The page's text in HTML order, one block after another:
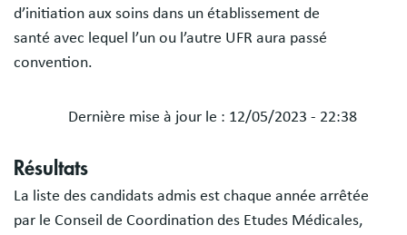
d’initiation aux soins dans un établissement de
santé avec lequel l’un ou l’autre UFR aura passé
convention.
Dernière mise à jour le : 12/05/2023 - 22:38
Blocs
Résultats
La liste des candidats admis est chaque année arrêtée
par le Conseil de Coordination des Etudes Médicales,